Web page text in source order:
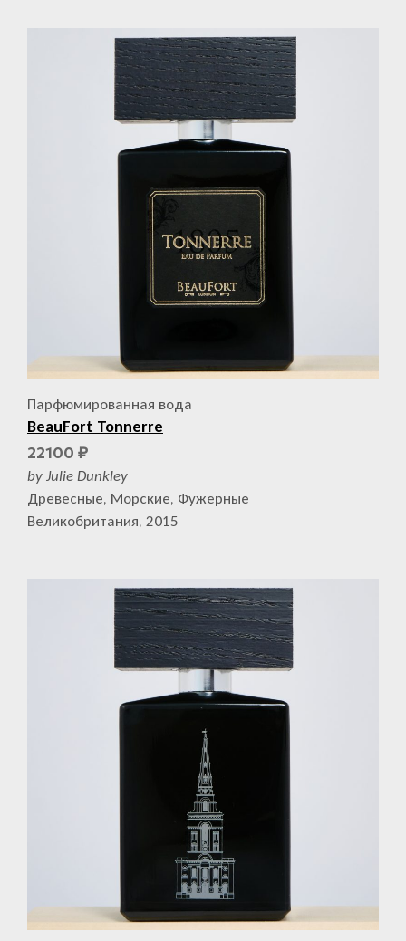
Парфюмированная вода
BeauFort Tonnerre
22100 ₽
by Julie Dunkley
Древесные, Морские, Фужерные
Великобритания, 2015